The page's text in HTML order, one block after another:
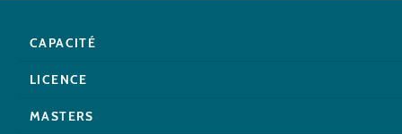
CAPACITÉ
LICENCE
MASTERS